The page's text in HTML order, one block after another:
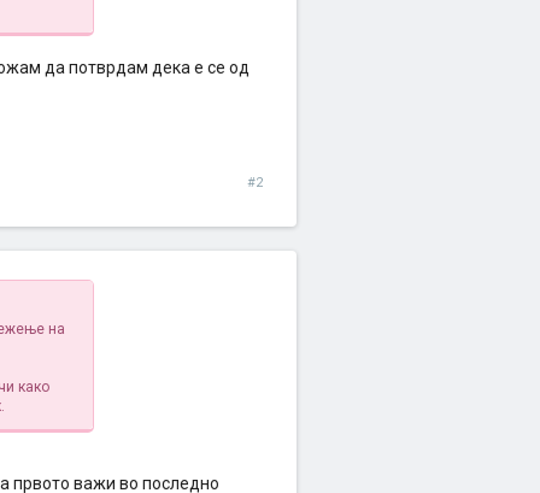
да потврдам дека е се од
#2
на
како
првото важи во последно